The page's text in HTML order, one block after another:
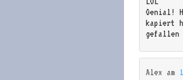
Genial!
kapiert
Alex am